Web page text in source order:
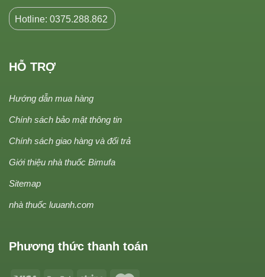
Hotline: 0375.288.862
HỖ TRỢ
Hướng dẫn mua hàng
Chính sách bảo mật thông tin
Chính sách giao hàng và đổi trả
Giới thiệu nhà thuốc Bimufa
Sitemap
nhà thuốc luuanh.com
Phương thức thanh toán